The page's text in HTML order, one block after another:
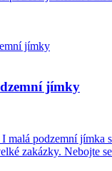
jímky
malá podzemní jímka
zakázky. Nebojte